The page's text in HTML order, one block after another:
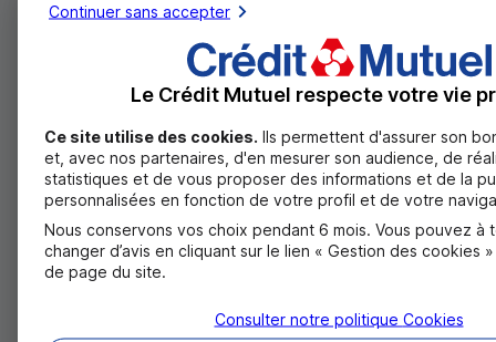
Quand location rime avec optimisation
Crédit Mutuel Auto Solutions
Continuer sans accepter
Le Crédit Mutuel respecte votre vie
Ce site utilise des cookies. Ils permettent d'assurer son
et, avec nos partenaires, d'en mesurer son audience, de
statistiques et de vous proposer des informations et de la
personnalisées en fonction de votre profil et de votre
Nous conservons vos choix pendant 6 mois. Vous pouvez à
changer d’avis en cliquant sur le lien « Gestion des cookies
de page du site.
Consulter notre politique Cookies